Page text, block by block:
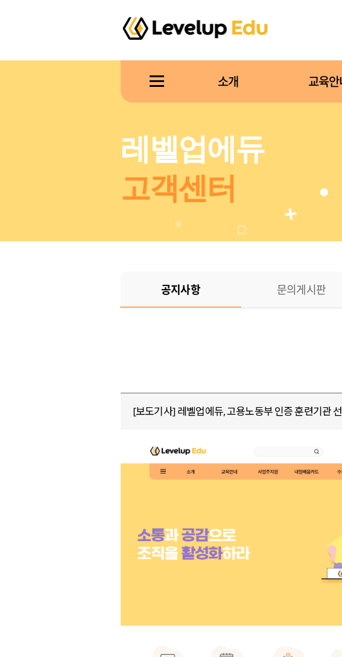
소개 교육
레벨업에듀
고객센터
공지사항 문의게시판
[보도기사] 레벨업에듀, 고용노동부 인증 훈련기관